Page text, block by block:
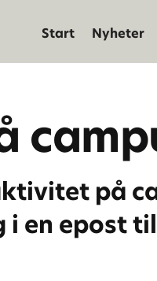
Start Nyheter
på
i en epost